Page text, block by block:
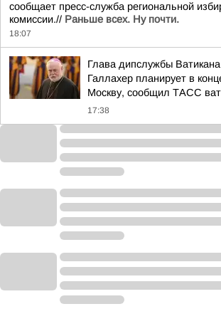
сообщает пресс-служба региональной
комиссии.// Раньше всех. Ну почти.
18:07
Глава дипслужбы
Галлахер планирует в
Москву, сообщил ТАСС
17:38